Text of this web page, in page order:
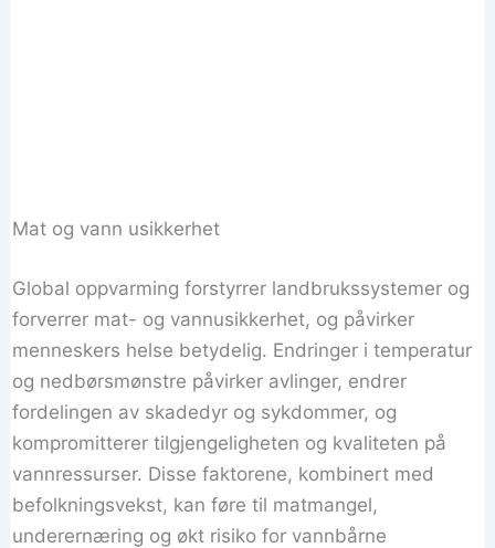
Mat og vann usikkerhet
Global oppvarming forstyrrer landbrukssystemer og
forverrer mat- og vannusikkerhet, og påvirker
menneskers helse betydelig. Endringer i temperatur
og nedbørsmønstre påvirker avlinger, endrer
fordelingen av skadedyr og sykdommer, og
kompromitterer tilgjengeligheten og kvaliteten på
vannressurser. Disse faktorene, kombinert med
befolkningsvekst, kan føre til matmangel,
underernæring og økt risiko for vannbårne